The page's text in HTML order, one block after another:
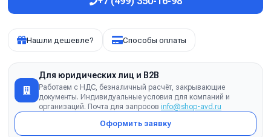
Нашли дешевле? Способы оплаты
Для юридических лиц и B2B
Работаем с НДС, безналичный расчёт, закрывающие
документы. Индивидуальные условия для компаний и
организаций. Почта для запросов info@shop-avd.ru
Оформить заявку